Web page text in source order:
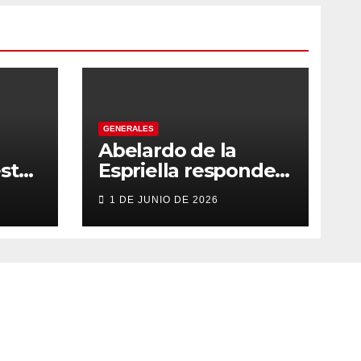
GENERALES
Abelardo de la
Espriella responde
con firmeza y
fortalece su imagen
de liderazgo ante la
1 DE JUNIO DE 2026